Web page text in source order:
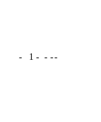
- 1 - - --